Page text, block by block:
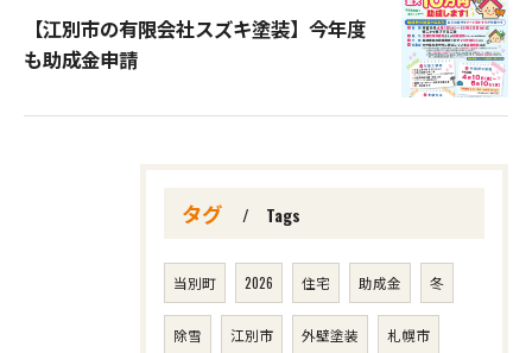
【江別市の有限会社スズキ塗装】今年度
も助成金申請
タグ Tags
当別町 2026 住宅 助成金 冬
除雪 江別市 外壁塗装 札幌市